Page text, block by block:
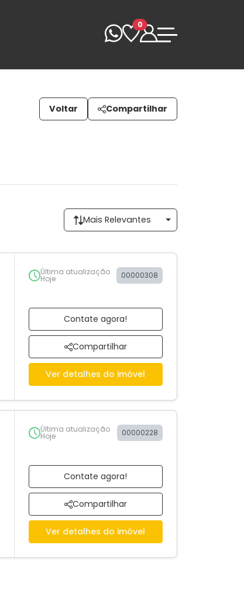
0
Voltar Compartilhar
Mais Relevantes
Última atualização
Hoje 00000308
Contate agora!
Compartilhar
Ver detalhes do imóvel
Última atualização
Hoje 00000228
Contate agora!
Compartilhar
Ver detalhes do imóvel